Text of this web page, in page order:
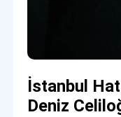
İstanbul
Deniz